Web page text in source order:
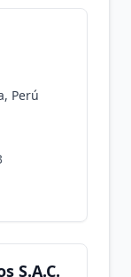
Perú
S.A.C.